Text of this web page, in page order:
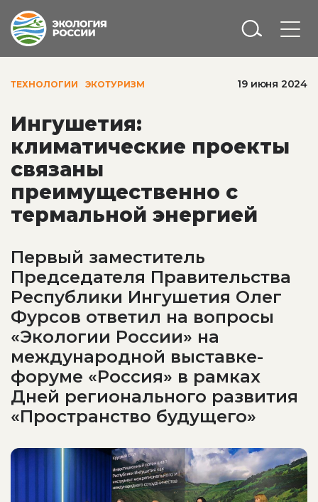
ТЕХНОЛОГИИ ЭКОТУРИЗМ 19 июня 2024
Ингушетия:
климатические проекты
связаны
преимущественно с
термальной энергией
Первый заместитель
Председателя Правительства
Республики Ингушетия Олег
Фурсов ответил на вопросы
«Экологии России» на
международной выставке-
форуме «Россия» в рамках
Дней регионального развития
«Пространство будущего»